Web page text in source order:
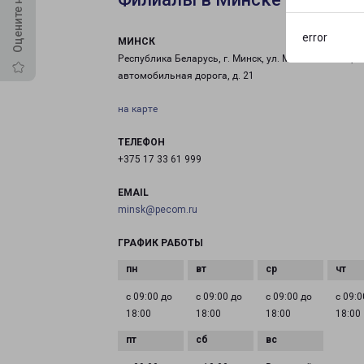
error
МИНСК
Республика Беларусь, г. Минск, ул. Минская
автомобильная дорога, д. 21
на карте
ТЕЛЕФОН
+375 17 33 61 999
EMAIL
minsk@pecom.ru
ГРАФИК РАБОТЫ
с 09:00 до
18:00
с 09:00 до
18:00
с 09:00 до
18:00
с
18:00